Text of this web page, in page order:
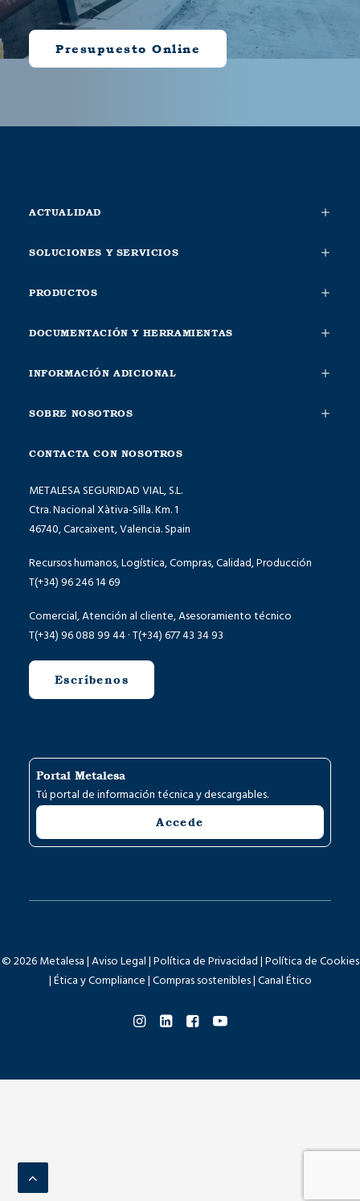
Presupuesto Online
ACTUALIDAD
SOLUCIONES Y SERVICIOS
PRODUCTOS
DOCUMENTACIÓN Y HERRAMIENTAS
INFORMACIÓN ADICIONAL
SOBRE NOSOTROS
CONTACTA CON NOSOTROS
METALESA SEGURIDAD VIAL, S.L.
Ctra. Nacional Xàtiva-Silla. Km. 1
46740, Carcaixent, Valencia. Spain
Recursos humanos, Logística, Compras, Calidad, Producción
T(+34) 96 246 14 69
Comercial, Atención al cliente, Asesoramiento técnico
T(+34) 96 088 99 44 · T(+34) 677 43 34 93
Escríbenos
Portal Metalesa
Tú portal de información técnica y descargables.
Accede
© 2026 Metalesa | Aviso Legal | Política de Privacidad | Política de Cookies
| Ética y Compliance | Compras sostenibles| Canal Ético